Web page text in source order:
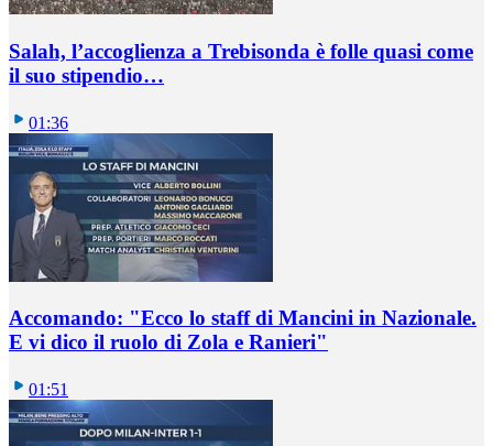
Salah, l’accoglienza a Trebisonda è folle quasi come
il suo stipendio…
01:36
Accomando: "Ecco lo staff di Mancini in Nazionale.
E vi dico il ruolo di Zola e Ranieri"
01:51